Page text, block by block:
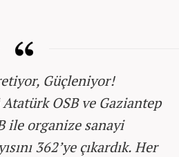
Güçleniyor!
OSB ve Gaziantep
ile organize sanayi
362’ye çıkardık. Her